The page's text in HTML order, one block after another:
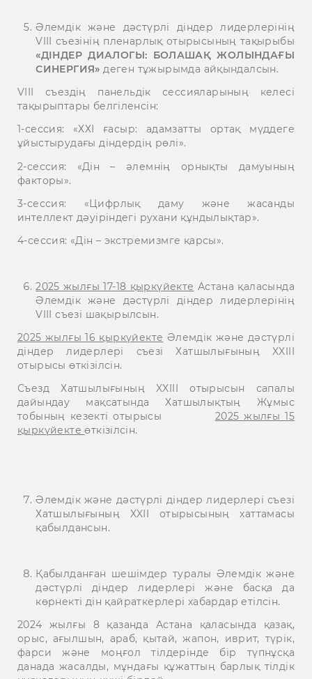
Әлемдік және дәстүрлі діндер лидерлерінің
VIII съезінің пленарлық отырысының тақырыбы
«ДІНДЕР ДИАЛОГЫ: БОЛАШАҚ ЖОЛЫНДАҒЫ
СИНЕРГИЯ»деген тұжырымда айқындалсын.
VIII съездің панельдік сессияларының келесі
тақырыптары белгіленсін:
1-сессия: «ХХІ ғасыр: адамзатты ортақ мүддеге
ұйыстырудағы діндердің рөлі».
2-сессия: «Дін – әлемнің орнықты дамуының
факторы».
3-сессия: «Цифрлық даму және жасанды
интеллект дәуіріндегі рухани құндылықтар».
4-сессия: «Дін – экстремизмге қарсы».
2025 жылғы 17-18 қыркүйекте Астана қаласында
Әлемдік және дәстүрлі діндер лидерлерінің
VIII съезі шақырылсын.
2025 жылғы 16 қыркүйекте Әлемдік және дәстүрлі
діндер лидерлері съезі Хатшылығының XXIII
отырысы өткізілсін.
Съезд Хатшылығының XXIII отырысын сапалы
дайындау мақсатында Хатшылықтың Жұмыс
тобының кезекті отырысы 2025 жылғы 15
қыркүйектеөткізілсін.
Әлемдік және дәстүрлі діндер лидерлері съезі
Хатшылығының XXII отырысының хаттамасы
қабылдансын.
Қабылданған шешімдер туралы Әлемдік және
дәстүрлі діндер лидерлері және басқа да
көрнекті дін қайраткерлері хабардар етілсін.
2024 жылғы 8 қазанда Астана қаласында қазақ,
орыс, ағылшын, араб, қытай, жапон, иврит, түрік,
фарси және моңғол тілдерінде бір түпнұсқа
данада жасалды, мұндағы құжаттың барлық тілдік